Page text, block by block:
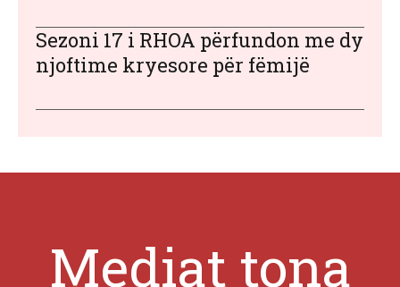
Sezoni 17 i RHOA përfundon me dy
njoftime kryesore për fëmijë
Mediat tona